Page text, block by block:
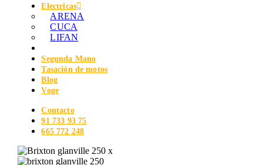
Electricas
ARENA
CUCA
LIFAN
Segunda Mano
Tasación de motos
Blog
Voge
Contacto
91 733 93 75
665 772 248